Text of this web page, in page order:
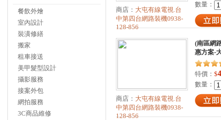
餐飲外燴
室內設計
裝潢修繕
搬家
租車接送
美甲髮型設計
攝影服務
接案外包
網拍服務
3C商品維修
商店： 大屯有線電視.台
中第四台網路裝機0938-
128-856
數量：
商店： 大屯有線電視.台
中第四台網路裝機0938-
128-856
(南區網
惠方案-
特價： $
數量：